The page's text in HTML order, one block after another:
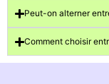
Peut-on alterner
Comment choisir